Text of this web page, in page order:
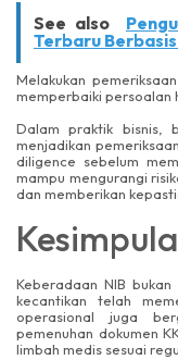
See also
Terbaru
Melakukan
memperbaiki persoalan
Dalam praktik bisnis,
menjadikan
diligence sebelum
mampu mengurangi
dan memberikan
Keberadaan NIB
kecantikan telah
operasional juga
pemenuhan dokumen
limbah medis sesuai